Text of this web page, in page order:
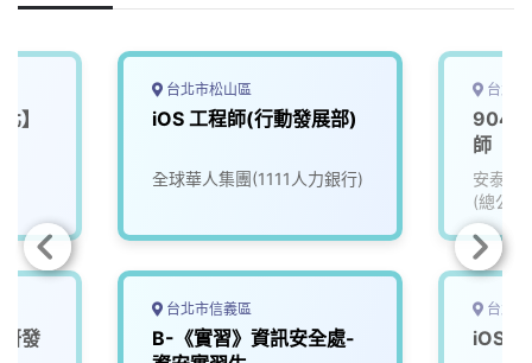
k
n
k
】
發
台北市松山區
iOS 工程師(行動發展部)
全球華人集團(1111人力銀行)
台北市信義區
B-《實習》資訊安全處-
台北
904 -
師
安泰商
(總公
台北
iOS